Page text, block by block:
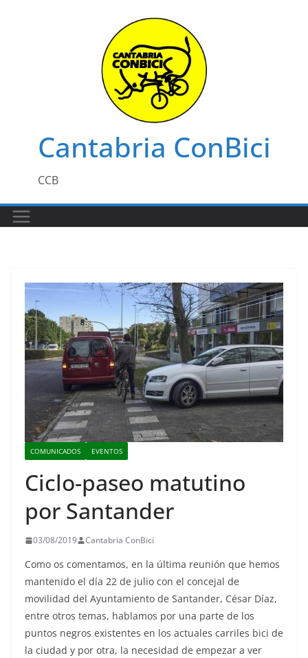
Cantabria ConBici
CCB
COMUNICADOS EVENTOS
Ciclo-paseo matutino
por Santander
03/08/2019 Cantabria ConBici
Como os comentamos, en la última reunión que hemos
mantenido el día 22 de julio con el concejal de
movilidad del Ayuntamiento de Santander, César Díaz,
entre otros temas, hablamos por una parte de los
puntos negros existentes en los actuales carriles bici de
la ciudad y por otra, la necesidad de empezar a ver